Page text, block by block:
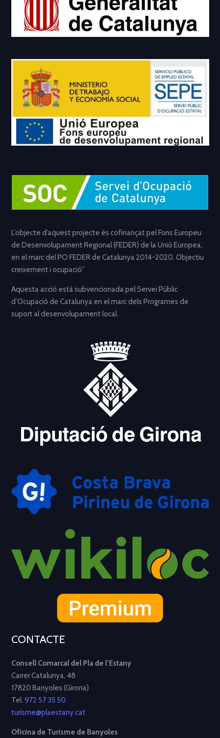
L’objecte d’aquest projecte és cofinançat pel Fons Europeu
de Desenvolupament Regional (FEDER) de la Unió Europea,
en el marc del PO FEDER de Catalunya 2014-2020. Objectiu
creixement i ocupació”
Aquesta acció està subvencionada pel Servei Públic
d’Ocupació de Catalunya en el marc dels Programes de
suport al desenvolupament local.
CONTACTE
Consell Comarcal del Pla de l’Estany
Carrer Catalunya, 48
17820 Banyoles (Girona)
Tel. 972 57 35 50
turisme@plaestany.cat
Oficina de Turisme de Banyoles